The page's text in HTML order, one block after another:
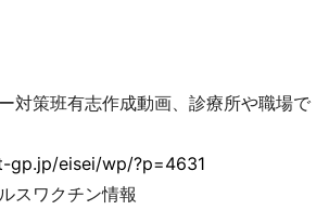
対策班有志作成動画、診療所や職場で
gp.jp/eisei/wp/?p=4631
スワクチン情報